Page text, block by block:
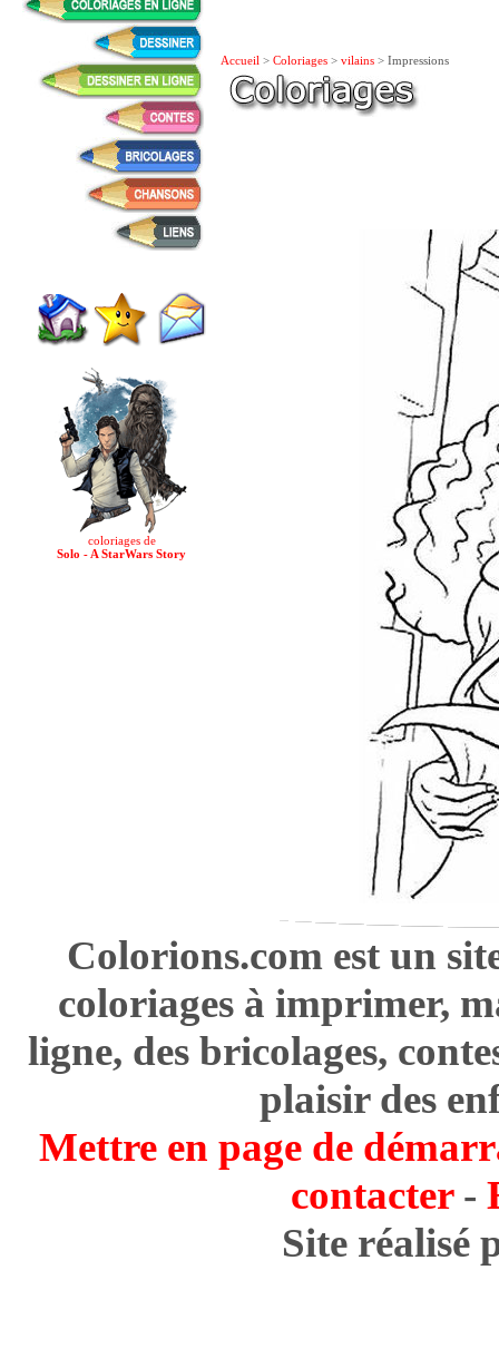
coloriages de
Solo - A StarWars Story
Accueil > Coloriages > vilains > Impressions
Colorions.com est un
coloriages à imprimer,
ligne, des bricolages,
plaisir des
Mettre en page de
contacter-
Site réalisé